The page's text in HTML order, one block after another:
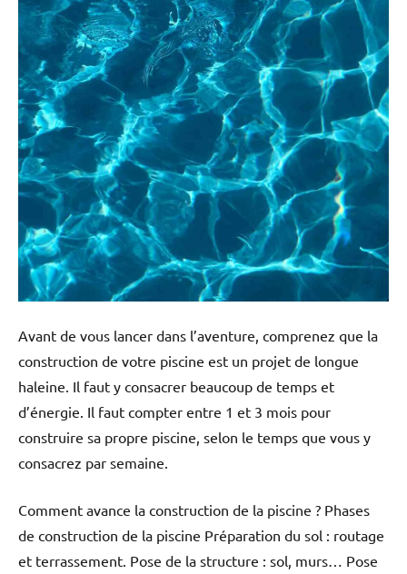
Avant de vous lancer dans l’aventure, comprenez que la
construction de votre piscine est un projet de longue
haleine. Il faut y consacrer beaucoup de temps et
d’énergie. Il faut compter entre 1 et 3 mois pour
construire sa propre piscine, selon le temps que vous y
consacrez par semaine.
Comment avance la construction de la piscine ? Phases
de construction de la piscine Préparation du sol : routage
et terrassement. Pose de la structure : sol, murs… Pose